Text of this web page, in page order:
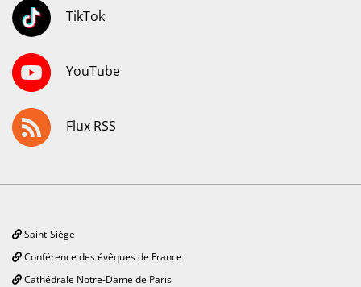
TikTok
YouTube
Flux RSS
Saint-Siège
Conférence des évêques de France
Cathédrale Notre-Dame de Paris